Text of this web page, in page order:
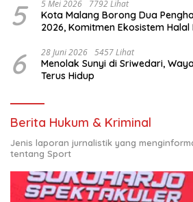
5 5 Mei 2026 7792 Lihat
Kota Malang Borong Dua
2026, Komitmen Ekosistem
6 28 Juni 2026 5457 Lihat
Menolak Sunyi di Sriwedari,
Terus Hidup
Berita Hukum & Kriminal
Jenis laporan jurnalistik yang
tentang Sport